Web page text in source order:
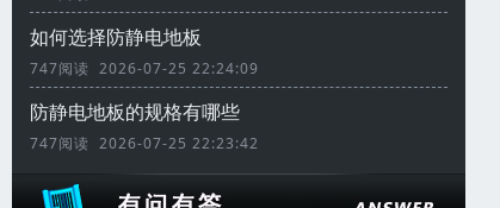
如何选择防静电地板
747阅读 2026-07-25 22:24:09
防静电地板的规格有哪些
747阅读 2026-07-25 22:23:42